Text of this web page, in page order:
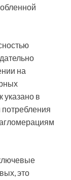
на
указано в
потребления
это